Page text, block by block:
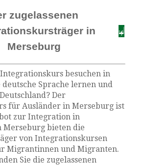
zugelassenen
in
Merseburg
besuchen in
Sprache lernen und
Der
für Ausländer in Merseburg ist
zur Integration in
Merseburg bieten die
von Integrationskursen
Migrantinnen und Migranten.
Sie die zugelassenen